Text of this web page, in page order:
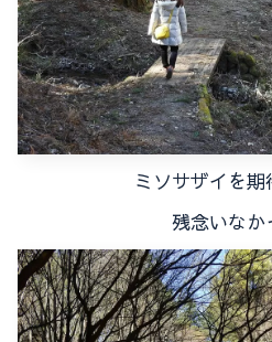
ミソサザイを
残念いなか